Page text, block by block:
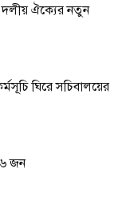
দলীয় ঐক্যের নতুন
ঘিরে সচিবালয়ের
জন